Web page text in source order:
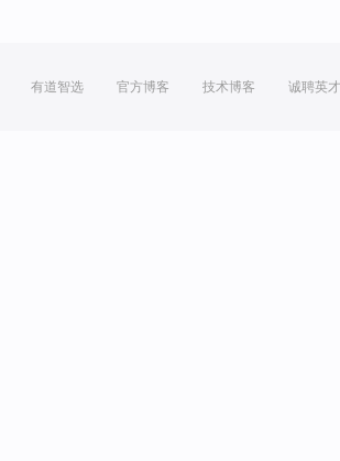
有道智选 官方博客 技术博客 诚聘英才